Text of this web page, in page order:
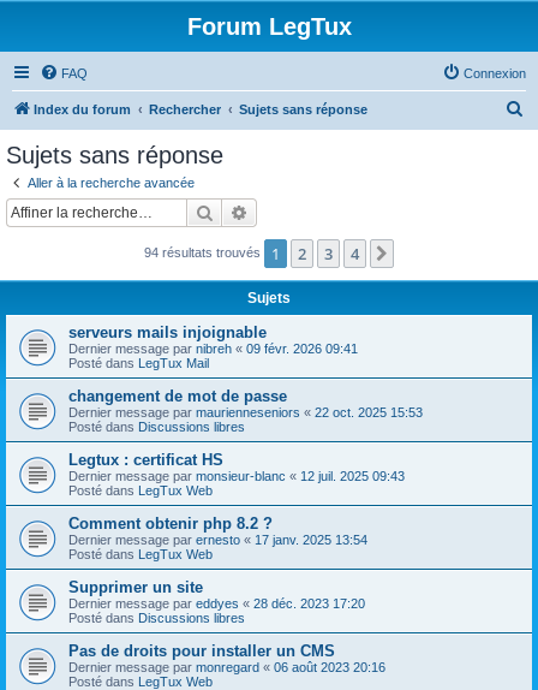
Forum LegTux
FAQ Connexion
Index du forum Rechercher Sujets sans réponse
c
Sujets sans réponse
Aller à la recherche avancée
Rechercher
94 résultats trouvés 1 2 3 4
Sujets
serveurs mails injoignable
Dernier message par nibreh « 09 févr. 2026 09:41
Posté dans LegTux Mail
changement de mot de passe
Dernier message par maurienneseniors « 22 oct. 2025 15:53
Posté dans Discussions libres
Legtux : certificat HS
Dernier message par monsieur-blanc « 12 juil. 2025 09:43
Posté dans LegTux Web
Comment obtenir php 8.2 ?
Dernier message par ernesto « 17 janv. 2025 13:54
Posté dans LegTux Web
Supprimer un site
Dernier message par eddyes « 28 déc. 2023 17:20
Posté dans Discussions libres
Pas de droits pour installer un CMS
Dernier message par monregard « 06 août 2023 20:16
Posté dans LegTux Web